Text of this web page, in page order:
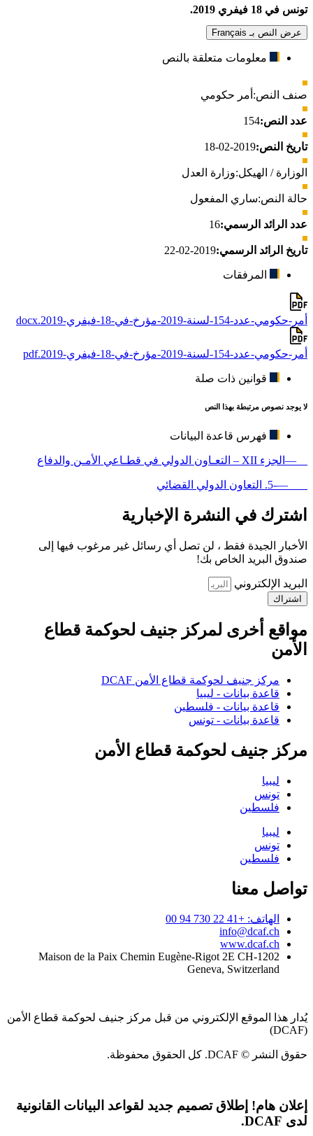
تونس في 18 فيفري 2019
.
عرض النص بـ Français
معلومات متعلقة بالنص
صنف النص: أمر حكومي
عدد النص:154
تاريخ النص:2019-02-18
الوزارة / الهيكل:وزارة العدل
حالة النص:ساري المفعول
عدد الرائد الرسمي:16
تاريخ الرائد الرسمي:2019-02-22
المرفقات
أمر-حكومي-عدد-154-لسنة-2019-مؤرخ-في-18-فيفري-2019.docx
أمر-حكومي-عدد-154-لسنة-2019-مؤرخ-في-18-فيفري-2019.pdf
قوانين ذات صلة
لا يوجد نصوص مرتبطة بهذا النص
فهرس قاعدة البيانات
—الجزء XII – التعـاون الدولي في قطـاعي الأمـن والدفاع
—-5. التعاون الدولي القضائي
اشترك في النشرة الإخبارية
الأخبار الجيدة فقط ، لن تصل أي رسائل غير مرغوب فيها إلى
صندوق البريد الخاص بك!
البريد الإلكتروني
اشتراك
مواقع أخرى لمركز جنيف لحوكمة قطاع
الأمن
مركز جنيف لحوكمة قطاع الأمن DCAF
قاعدة بيانات - ليبيا
قاعدة بيانات - فلسطين
قاعدة بيانات - تونس
مركز جنيف لحوكمة قطاع الأمن
ليبيا
تونس
فلسطين
ليبيا
تونس
فلسطين
تواصل معنا
الهاتف: +41 22 730 94 00
info@dcaf.ch
www.dcaf.ch
Maison de la Paix Chemin Eugène-Rigot 2E CH-1202
Geneva, Switzerland
يُدار هذا الموقع الإلكتروني من قبل مركز جنيف لحوكمة قطاع الأمن
(DCAF)
حقوق النشر © DCAF. كل الحقوق محفوظة.
إعلان هام! إطلاق تصميم جديد لقواعد البيانات القانونية
لدى DCAF.